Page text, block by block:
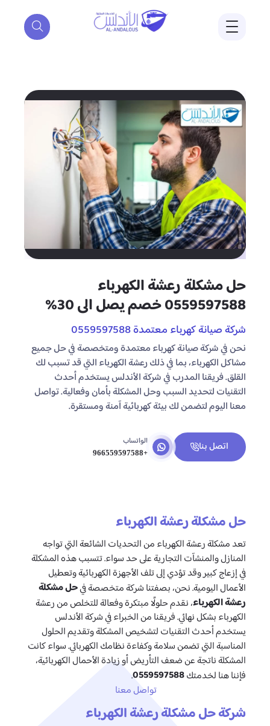
حل مشكلة رعشة الكهرباء
0559597588 خصم يصل الى 30%
شركة صيانة كهرباء معتمدة 0559597588
نحن في شركة صيانة كهرباء معتمدة ومتخصصة في حل جميع
مشاكل الكهرباء، بما في ذلك رعشة الكهرباء التي قد تسبب لك
القلق. فريقنا المدرب في شركة الأندلس يستخدم أحدث
التقنيات لتحديد السبب وحل المشكلة بأمان وفعالية. تواصل
معنا اليوم لتضمن لك بيئة كهربائية آمنة ومستقرة.
اتصل بنا الواتساب
+966559597588
حل مشكلة رعشة الكهرباء
تعد مشكلة رعشة الكهرباء من التحديات الشائعة التي تواجه
المنازل والمنشآت التجارية على حد سواء. تتسبب هذه المشكلة
في إزعاج كبير وقد تؤدي إلى تلف الأجهزة الكهربائية وتعطيل
الأعمال اليومية. نحن، بصفتنا شركة متخصصة فيحل مشكلة
رعشة الكهرباء، نقدم حلولًا مبتكرة وفعالة للتخلص من رعشة
الكهرباء بشكل نهائي. فريقنا من الخبراء في شركة الأندلس
يستخدم أحدث التقنيات لتشخيص المشكلة وتقديم الحلول
المناسبة التي تضمن سلامة وكفاءة نظامك الكهربائي. سواء كانت
المشكلة ناتجة عن ضعف التأريض أو زيادة الأحمال الكهربائية،
فإننا هنا لخدمتك0559597588
.
تواصل معنا
شركة حل مشكلة رعشة الكهرباء